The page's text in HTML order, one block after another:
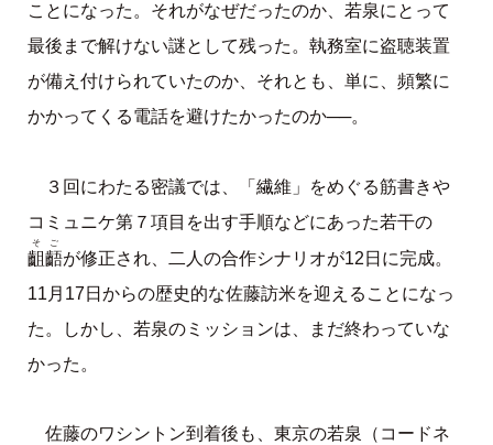
ことになった。それがなぜだったのか、若泉にとって
最後まで解けない謎として残った。執務室に盗聴装置
が備え付けられていたのか、それとも、単に、頻繁に
かかってくる電話を避けたかったのか──。
３回にわたる密議では、「繊維」をめぐる筋書きや
コミュニケ第７項目を出す手順などにあった若干の
齟齬
そご
が修正され、二人の合作シナリオが12日に完成。
11月17日からの歴史的な佐藤訪米を迎えることになっ
た。しかし、若泉のミッションは、まだ終わっていな
かった。
佐藤のワシントン到着後も、東京の若泉（コードネ